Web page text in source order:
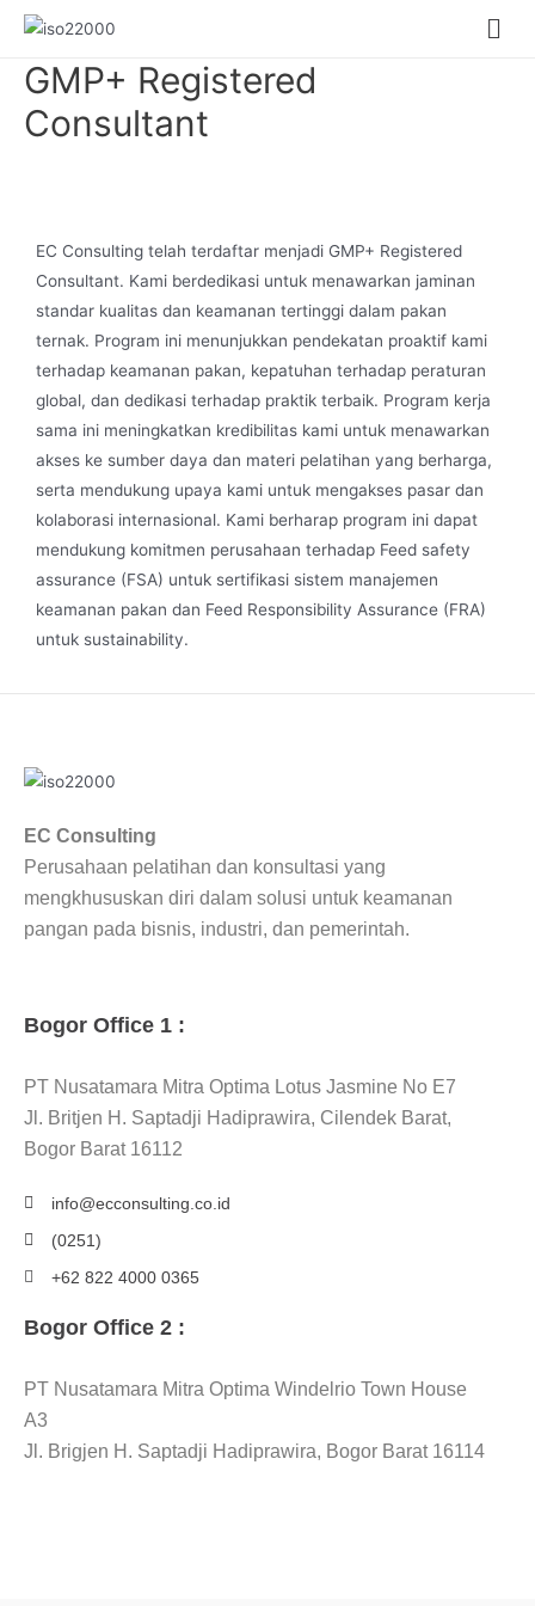
GMP+ Registered
Consultant
EC Consulting telah terdaftar menjadi GMP+ Registered
Consultant. Kami berdedikasi untuk menawarkan jaminan
standar kualitas dan keamanan tertinggi dalam pakan
ternak. Program ini menunjukkan pendekatan proaktif kami
terhadap keamanan pakan, kepatuhan terhadap peraturan
global, dan dedikasi terhadap praktik terbaik. Program kerja
sama ini meningkatkan kredibilitas kami untuk menawarkan
akses ke sumber daya dan materi pelatihan yang berharga,
serta mendukung upaya kami untuk mengakses pasar dan
kolaborasi internasional. Kami berharap program ini dapat
mendukung komitmen perusahaan terhadap Feed safety
assurance (FSA) untuk sertifikasi sistem manajemen
keamanan pakan dan Feed Responsibility Assurance (FRA)
untuk sustainability.
EC Consulting
Perusahaan pelatihan dan konsultasi yang
mengkhususkan diri dalam solusi untuk keamanan
pangan pada bisnis, industri, dan pemerintah.
Bogor Office 1 :
PT Nusatamara Mitra Optima Lotus Jasmine No E7
Jl. Britjen H. Saptadji Hadiprawira, Cilendek Barat,
Bogor Barat 16112
info@ecconsulting.co.id
(0251)
+62 822 4000 0365
Bogor Office 2 :
PT Nusatamara Mitra Optima Windelrio Town House
A3
Jl. Brigjen H. Saptadji Hadiprawira, Bogor Barat 16114